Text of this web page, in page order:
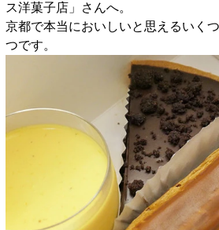
ス洋菓子店」さんへ。
京都で本当においしいと思えるいく
つです。